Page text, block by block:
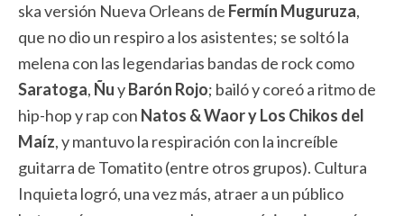
ska versión Nueva Orleans de Fermín Muguruza,
que no dio un respiro a los asistentes; se soltó la
melena con las legendarias bandas de rock como
Saratoga, ÑuyBarón Rojo; bailó y coreó a ritmo de
hip-hop y rap con Natos & Waor yLos Chikos del
Maíz, y mantuvo la respiración con la increíble
guitarra de Tomatito (entre otros grupos). Cultura
Inquieta logró, una vez más, atraer a un público